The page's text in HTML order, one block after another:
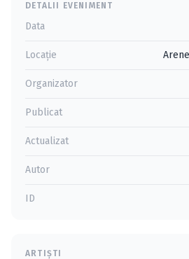
DETALII EVENIMENT
Data
Locație
Organizator
Publicat
Actualizat
Autor
ID
ARTIȘTI